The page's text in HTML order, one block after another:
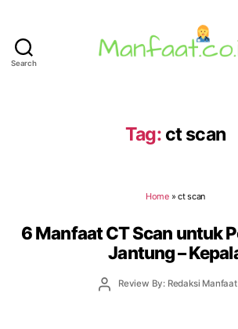
Search
Tag: ct scan
Home» ct scan
6 Manfaat CT Scan untuk
Jantung –
PostReview By: Redaksi Manfaat